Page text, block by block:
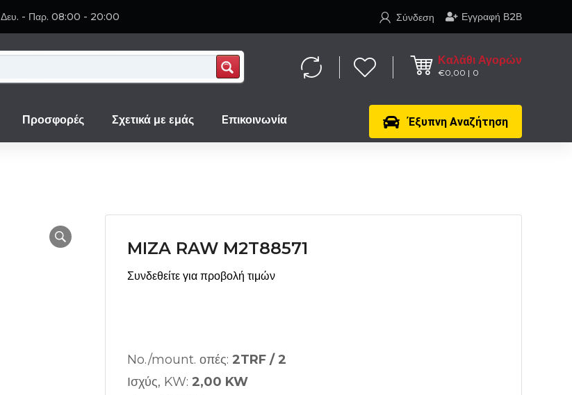
Δευ. - Παρ. 08:00 - 20:00 Εγγραφή Β2Β
Σύνδεση
Καλάθι Αγορών
€0,00 0
Έξυπνη Αναζήτηση
Προσφορές Σχετικά με εμάς Eπικοινωνία
MIZA RAW M2T88571
Συνδεθείτε για προβολή τιμών
No./mount. οπές: 2TRF / 2
Ισχύς, KW: 2,00 KW